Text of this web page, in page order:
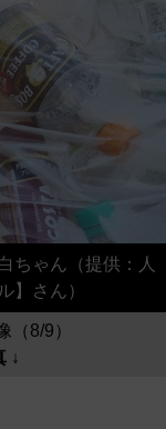
ちゃん（提供：人
】さん）
（8/9）
↓